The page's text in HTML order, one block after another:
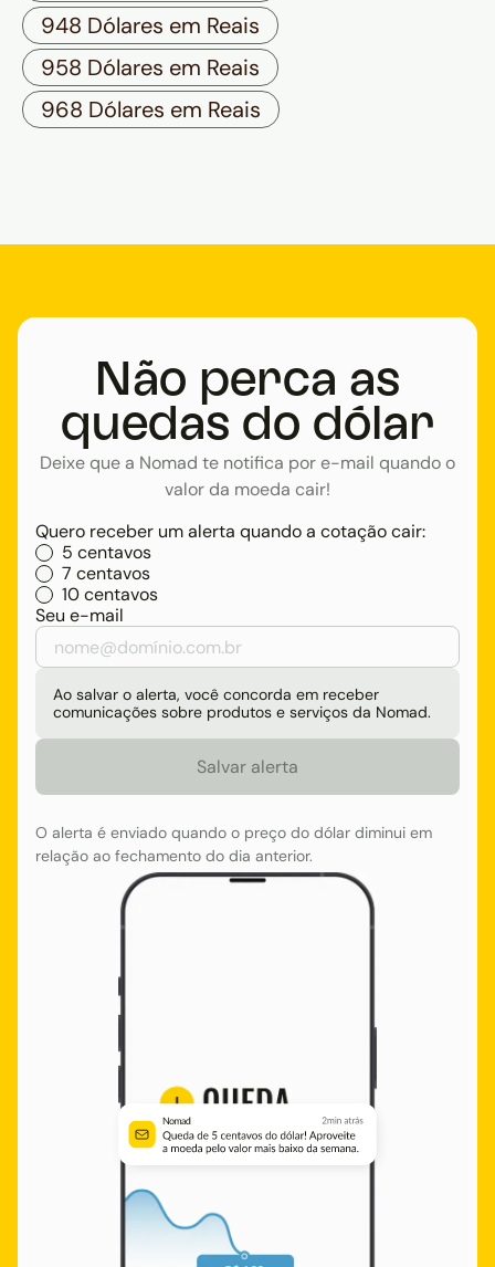
948 Dólares em Reais
958 Dólares em Reais
968 Dólares em Reais
Não perca as
quedas do dólar
Deixe que a Nomad te notifica por e-mail quando o
valor da moeda cair!
Quero receber um alerta quando a cotação cair:
5 centavos
7 centavos
10 centavos
Seu e-mail
Ao salvar o alerta, você concorda em receber
comunicações sobre produtos e serviços da Nomad.
O alerta é enviado quando o preço do dólar diminui em
relação ao fechamento do dia anterior.